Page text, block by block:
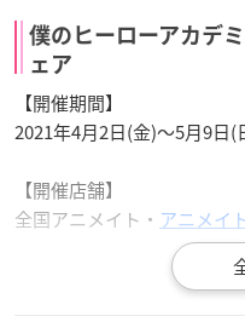
僕のヒーローアカデ
ェア
【開催期間】
2021年4月2日(金)～5月9日(
【開催店舗】
全国アニメイト・ アニメイ